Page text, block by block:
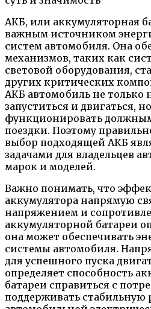
АКБ, или аккумуляторная
важным источником
систем автомобиля. Она
механизмов, таких как
световой оборудования,
других критических
АКБ автомобиль не только
запуститься и двигаться,
функционировать
поездки. Поэтому
выбор подходящей АКБ
задачами для владельцев
марок и моделей.
Важно понимать, что
аккумулятора напрямую
напряжением и
аккумуляторной батареи
она может обеспечивать
системы автомобиля.
для успешного пуска
определяет способность
батареи справиться с
поддерживать стабильную